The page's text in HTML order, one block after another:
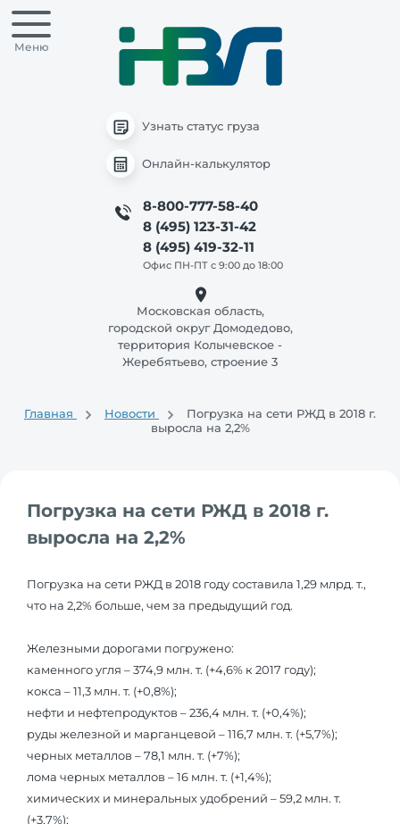
Узнать статус груза
Онлайн-калькулятор
8-800-777-58-40
8 (495) 123-31-42
8 (495) 419-32-11
Офис ПН-ПТ с 9:00 до 18:00
Московская область,
городской округ Домодедово,
территория Колычевское -
Жеребятьево, строение 3
Меню
Главная Новости
Погрузка на сети РЖД в 2018 г.
выросла на 2,2%
Погрузка на сети РЖД в 2018 г.
выросла на 2,2%
Погрузка на сети РЖД в 2018 году составила 1,29 млрд. т.,
что на 2,2% больше, чем за предыдущий год.
Железными дорогами погружено:
каменного угля – 374,9 млн. т. (+4,6% к 2017 году);
кокса – 11,3 млн. т. (+0,8%);
нефти и нефтепродуктов – 236,4 млн. т. (+0,4%);
руды железной и марганцевой – 116,7 млн. т. (+5,7%);
черных металлов – 78,1 млн. т. (+7%);
лома черных металлов – 16 млн. т. (+1,4%);
химических и минеральных удобрений – 59,2 млн. т.
(+3,7%);